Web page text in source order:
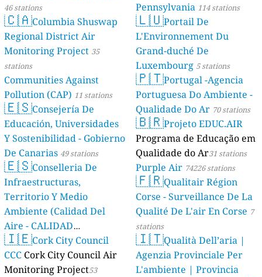
46 stations
🇨🇦Columbia Shuswap
Regional District Air
Monitoring Project 35
stations
Communities Against
Pollution (CAP) 11 stations
🇪🇸Consejería De
Educación, Universidades
Y Sostenibilidad - Gobierno
De Canarias 49 stations
🇪🇸Conselleria De
Infraestructuras,
Territorio Y Medio
Ambiente (Calidad Del
Aire - CALIDAD
AMBIENTAL) 23 stations
🇮🇪Cork City Council
CCC Cork City Council Air
Monitoring Project53
Pennsylvania 114 stations
🇱🇺Portail De
L'Environnement Du
Grand-duché De
Luxembourg 5 stations
🇵🇹Portugal -Agencia
Portuguesa Do Ambiente -
Qualidade Do Ar 70 stations
🇧🇷Projeto EDUC.AIR
Programa de Educação em
Qualidade do Ar31 stations
Purple Air 74226 stations
🇫🇷Qualitair Région
Corse - Surveillance De La
Qualité De L'air En Corse 7
stations
🇮🇹Qualità Dell’aria |
Agenzia Provinciale Per
L'ambiente | Provincia